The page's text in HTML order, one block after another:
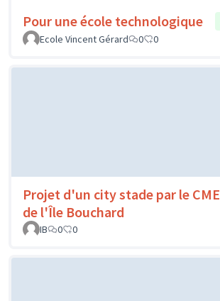
Pour une école technologique
Ecole Vincent Gérard
0 0
Projet d'un city stade par le CME
de l'Île Bouchard
IB
0 0